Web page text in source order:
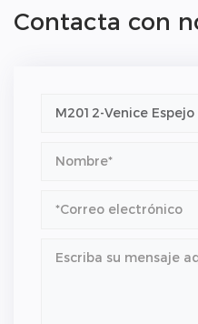
Contacta con